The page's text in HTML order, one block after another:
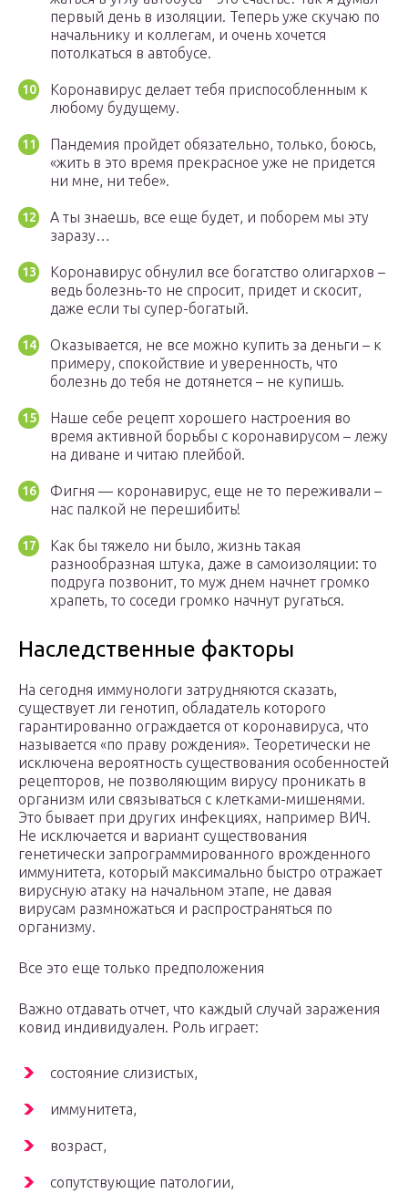
первый день в изоляции. Теперь уже скучаю по
начальнику и коллегам, и очень хочется
потолкаться в автобусе.
Коронавирус делает тебя приспособленным к
любому будущему.
Пандемия пройдет обязательно, только, боюсь,
«жить в это время прекрасное уже не придется
ни мне, ни тебе».
А ты знаешь, все еще будет, и поборем мы эту
заразу…
Коронавирус обнулил все богатство олигархов –
ведь болезнь-то не спросит, придет и скосит,
даже если ты супер-богатый.
Оказывается, не все можно купить за деньги – к
примеру, спокойствие и уверенность, что
болезнь до тебя не дотянется – не купишь.
Наше себе рецепт хорошего настроения во
время активной борьбы с коронавирусом – лежу
на диване и читаю плейбой.
Фигня — коронавирус, еще не то переживали –
нас палкой не перешибить!
Как бы тяжело ни было, жизнь такая
разнообразная штука, даже в самоизоляции: то
подруга позвонит, то муж днем начнет громко
храпеть, то соседи громко начнут ругаться.
Наследственные факторы
На сегодня иммунологи затрудняются сказать,
существует ли генотип, обладатель которого
гарантированно ограждается от коронавируса, что
называется «по праву рождения». Теоретически не
исключена вероятность существования особенностей
рецепторов, не позволяющим вирусу проникать в
организм или связываться с клетками-мишенями.
Это бывает при других инфекциях, например ВИЧ.
Не исключается и вариант существования
генетически запрограммированного врожденного
иммунитета, который максимально быстро отражает
вирусную атаку на начальном этапе, не давая
вирусам размножаться и распространяться по
организму.
Все это еще только предположения
Важно отдавать отчет, что каждый случай заражения
ковид индивидуален. Роль играет:
состояние слизистых,
иммунитета,
возраст,
сопутствующие патологии,